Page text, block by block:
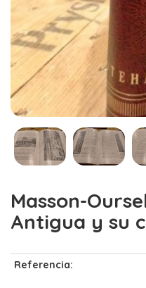
Masson-
Antigua y su
Referencia: